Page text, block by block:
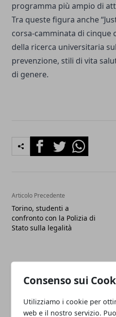
Consenso sui
Utilizziamo i cookie per
web e il nostro servizio.
programma più ampio di
Tra queste figura anche
corsa-camminata di cinque
della ricerca universitaria
prevenzione, stili di vita
di genere.
FacebookTwitterWhatsapp
Articolo Precedente
Torino, studenti a
confronto con la Polizia di
Stato sulla legalità